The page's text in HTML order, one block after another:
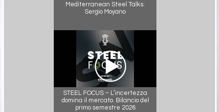
Mediterranean Steel Talks:
Sergio Moyano
STEEL FOCUS – L’incertezza
domina il mercato. Bilancio del
primo semestre 2026